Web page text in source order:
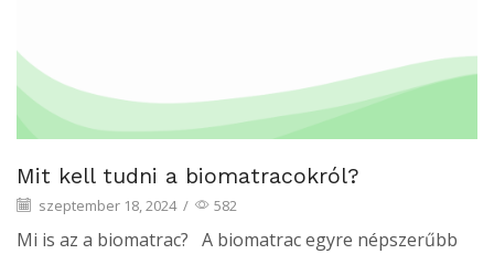
Mit kell tudni a biomatracokról?
szeptember 18, 2024 / 582
Mi is az a biomatrac? A biomatrac egyre népszerűbb